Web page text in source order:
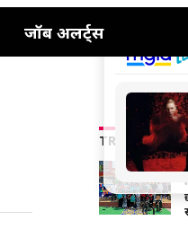
जॉब अलर्ट्स
TRENDING